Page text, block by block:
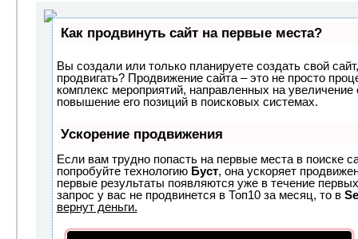
Как продвинуть сайт на первые места?
Вы создали или только планируете создать свой
продвигать? Продвижение сайта – это не просто
комплекс мероприятий, направленных на увеличение
повышение его позиций в поисковых системах.
Ускорение продвижения
Если вам трудно попасть на первые места в поиске
попробуйте технологию Буст, она ускоряет
первые результаты появляются уже в течение
запрос у вас не продвинется в Топ10 за месяц, то в
вернут деньги.